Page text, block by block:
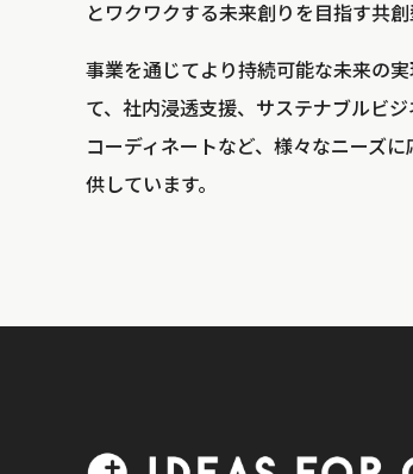
とワクワクする未来創りを目指す共創
事業を通じてより持続可能な未来の
て、社内浸透支援、サステナブルビ
コーディネートなど、様々なニーズ
供しています。